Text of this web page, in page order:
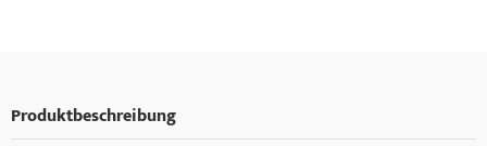
Produktbeschreibung